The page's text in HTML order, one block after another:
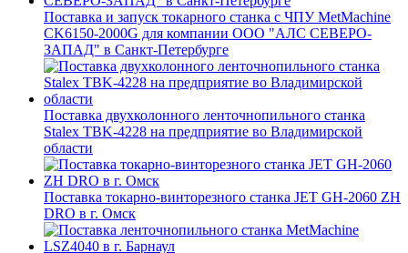
Поставка и запуск токарного станка с ЧПУ MetMachine
CK6150-2000G для компании ООО "АЛС СЕВЕРО-
ЗАПАД" в Санкт-Петербурге
Поставка двухколонного ленточнопильного станка
Stalex TBK-4228 на предприятие во Владимирской
области
Поставка токарно-винторезного станка JET GH-2060 ZH
DRO в г. Омск